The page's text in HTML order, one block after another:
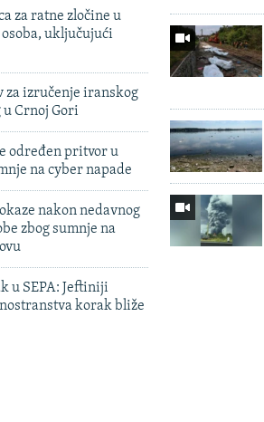
za ratne zločine u
uključujući
za izručenje iranskog
Crnoj Gori
određen pritvor u
na cyber napade
nakon nedavnog
zbog sumnje na
u SEPA: Jeftiniji
korak bliže